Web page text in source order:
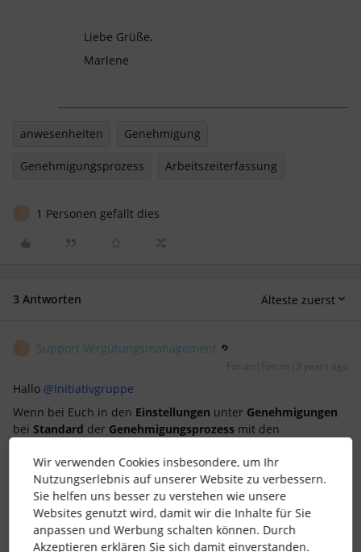
Liebe Grüße,
Marlene
anwesenheiten Genehmigung
Genehmigungsprozess Arbeitszeiterfassung
1 Personen gefällt dies
3 Antworten Älteste zuerst
Support Vergütungsmanagement
Forum|Forum|3 years ago
Hallo @Initiativgruppe
Wenn bei Euch in den Einstellungen unter Genehmigungen
bei Standard der Genehmigungsprozess mit den
prüfen:
Bei den Mitarbeitenden, welche ihre Arbeitszeiten
selbst eintragen können, kannst Du prüfen ob das
Attribut Vorgesetzter auch im Mitarbeiterprofil
ausgefüllt ist. Wenn dies nicht hinterlegt ist, dann kann
Wir verwenden Cookies insbesondere, um Ihr
Nutzungserlebnis auf unserer Website zu verbessern.
Sie helfen uns besser zu verstehen wie unsere
Websites genutzt wird, damit wir die Inhalte für Sie
anpassen und Werbung schalten können. Durch
Akzeptieren erklären Sie sich damit einverstanden.